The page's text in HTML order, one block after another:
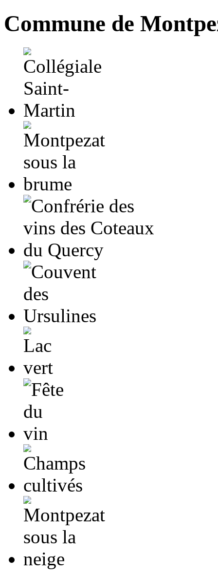
Commune de